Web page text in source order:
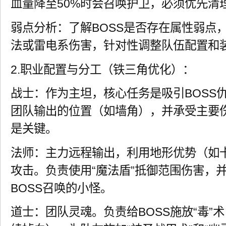
血量降至50%时会召唤护卫，必须优先清
弱点分析：了解BOSS是否存在属性弱点
法或雷电系伤害，针对性调整队伍配置和
2.职业配置与分工（铁三角优化）：
战士：作为主坦，核心任务是吸引BOSS
团队输出的位置（如墙角），并承受主要
是关键。
法师：主力远程输出，利用地形优势（如
攻击。负责使用“魔法盾”抵御范围伤害，
BOSS召唤的小怪。
道士：团队灵魂。负责给BOSS施放“毒”